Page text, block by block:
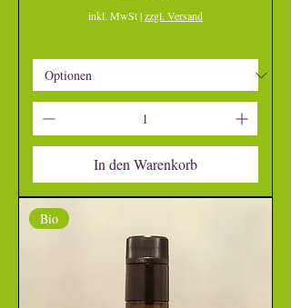
inkl. MwSt|zzgl. Versand
In den Warenkorb
Bio